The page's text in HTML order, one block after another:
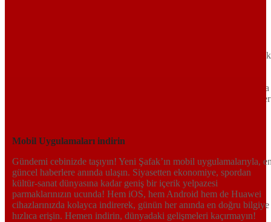
Tarafsız, dinamik ve derinlemesine habercilik anlayışıyla Yeni
bir yelpazede sunduğu haberlerle, hem Türkiye’de hem de dünyada
neler olup bittiğini anında öğrenin. Dijital platformlarıyla her an, her
Mobil Uygulamaları indirin
Gündemi cebinizde taşıyın! Yeni Şafak’ın mobil uygulamalarıyla,
güncel haberlere anında ulaşın. Siyasetten ekonomiye, spordan
kültür-sanat dünyasına kadar geniş bir içerik yelpazesi
parmaklarınızın ucunda! Hem iOS, hem Android hem de Huawei
cihazlarınızda kolayca indirerek, günün her anında en doğru bilgiye
hızlıca erişin. Hemen indirin, dünyadaki gelişmeleri kaçırmayın!